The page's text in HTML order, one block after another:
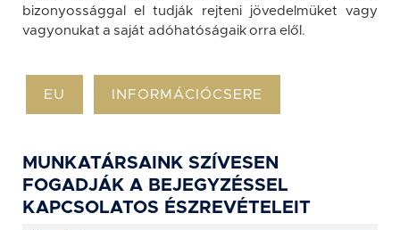
bizonyossággal el tudják rejteni jövedelmüket vagy
vagyonukat a saját adóhatóságaik orra elől.
EU INFORMÁCIÓCSERE
MUNKATÁRSAINK SZÍVESEN
FOGADJÁK A BEJEGYZÉSSEL
KAPCSOLATOS ÉSZREVÉTELEIT